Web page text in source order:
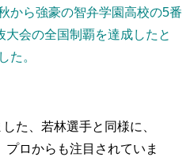
から強豪の智弁学園高校の5番
大会の全国制覇を達成したと
た。
た、若林選手と同様に、
ロからも注目されていま